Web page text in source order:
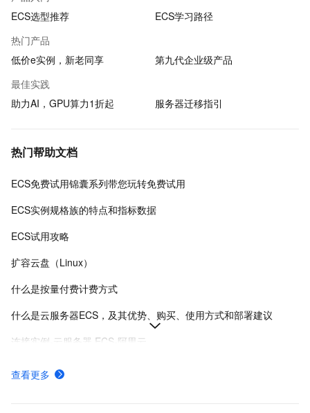
ECS选型推荐
ECS学习路径
热门产品
低价e实例，新老同享
第九代企业级产品
最佳实践
助力AI，GPU算力1折起
服务器迁移指引
热门帮助文档
ECS免费试用锦囊系列带您玩转免费试用
ECS实例规格族的特点和指标数据
ECS试用攻略
扩容云盘（Linux）
什么是按量付费计费方式
什么是云服务器ECS，及其优势、购买、使用方式和部署建议
连接实例-云服务器 ECS-阿里云
在Linux上安装Docker和Docker Compose
查看更多